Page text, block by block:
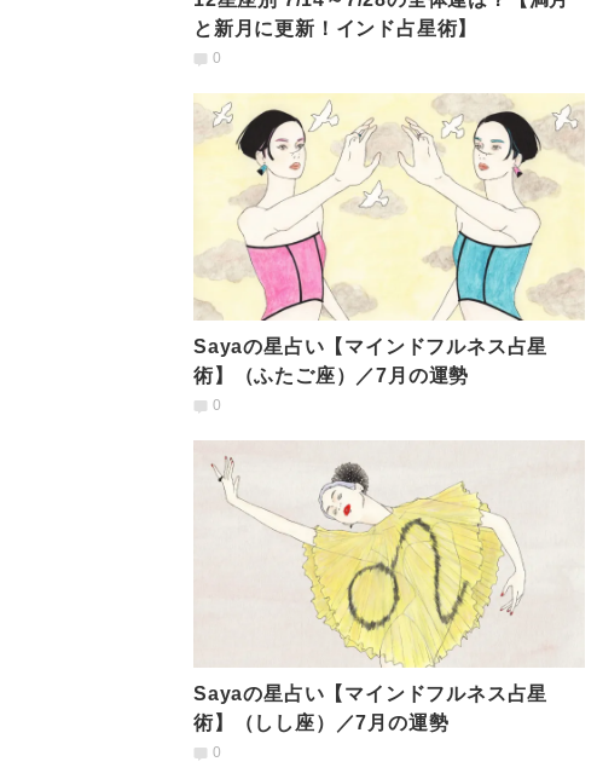
と新月に更新！インド占星術】
0
Sayaの星占い【マインドフルネス占星
術】（ふたご座）／7月の運勢
0
Sayaの星占い【マインドフルネス占星
術】（しし座）／7月の運勢
0